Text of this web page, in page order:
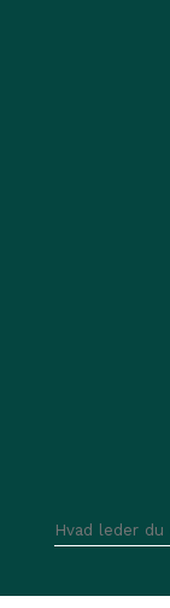
Søg
efter: